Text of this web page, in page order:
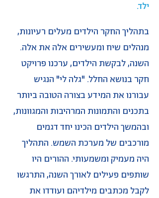
ילד.
בתהליך החקר הילדים מעלים רעיונות,
מנהלים שיח ומעשירים אלה את אלה.
השנה, לבקשת הילדים, ערכנו פרויקט
חקר בנושא החלל. "גלה לי" הנגיש
עבורנו את המידע בצורה הטובה ביותר
בתכנים והתמונות המרהיבות והמגוונות,
ובהמשך הילדים הכינו יחד דגמים
מורכבים של מערכת השמש. התהליך
היה מעמיק ומשמעותי. ההורים היו
שותפים פעילים לאורך השנה, התרגשו
לקבל מכתבים מילדיהם ועודדו את